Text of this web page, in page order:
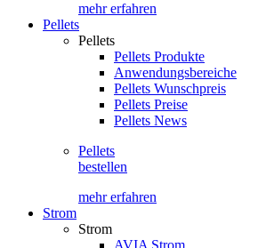
mehr erfahren
Pellets
Pellets
Pellets Produkte
Anwendungsbereiche
Pellets Wunschpreis
Pellets Preise
Pellets News
Pellets
bestellen
mehr erfahren
Strom
Strom
AVIA Strom